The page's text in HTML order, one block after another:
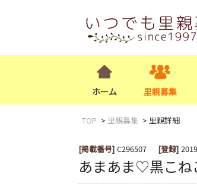
ホーム 里親募集
TOP 里親募集 里親詳細
[掲載番号] C296507 [登録]
あまあま♡黒こね